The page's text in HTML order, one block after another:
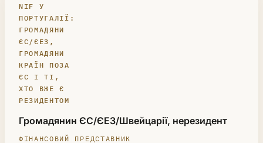
NIF У
ПОРТУГАЛІЇ:
ГРОМАДЯНИ
ЄС/ЄЕЗ,
ГРОМАДЯНИ
КРАЇН ПОЗА
ЄС І ТІ,
ХТО ВЖЕ Є
РЕЗИДЕНТОМ
ВАША СИТУАЦІЯ
ФІНАНСОВИЙ ПРЕДСТАВНИК
Громадянин ЄС/ЄЕЗ/Швейцарії, нерезидент